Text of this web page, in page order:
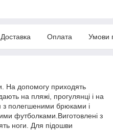
Доставка Оплата Умови
На допомогу приходять
на пляжі, прогулянці і на
з полегшеними брюками і
футболками.Виготовлені з
ноги. Для підошви